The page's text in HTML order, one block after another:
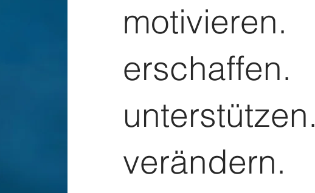
motivieren.
erschaffen.
unterstützen.
verändern.